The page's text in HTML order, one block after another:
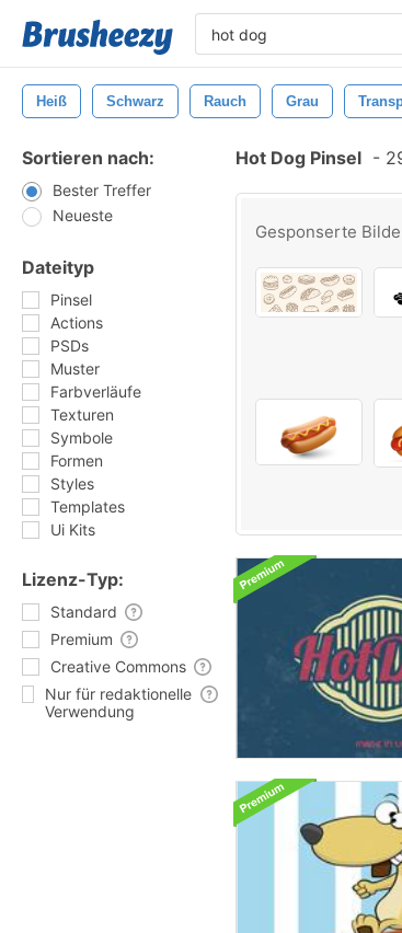
Heiß Schwarz Rauch Grau
Sortieren nach:
Bester Treffer
Neueste
Dateityp
Pinsel
Actions
PSDs
Muster
Farbverläufe
Texturen
Symbole
Formen
Styles
Templates
Ui Kits
Lizenz-Typ:
Standard
Premium
Creative Commons
Nur für redaktionelle
Verwendung
Hot Dog Pinsel -
Gesponserte